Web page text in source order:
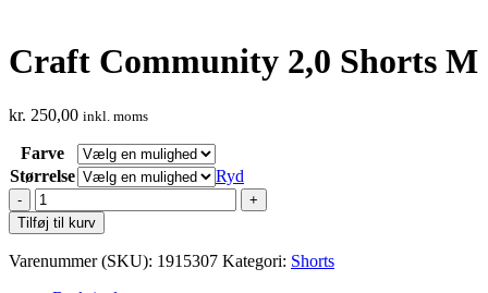
Craft Community 2,0 Shorts M
kr. 250,00 inkl. moms
Farve
Størrelse
Ryd
Craft
Community
2,0
Shorts
Tilføj til kurv
Varenummer (SKU): 1915307 Kategori: Shorts